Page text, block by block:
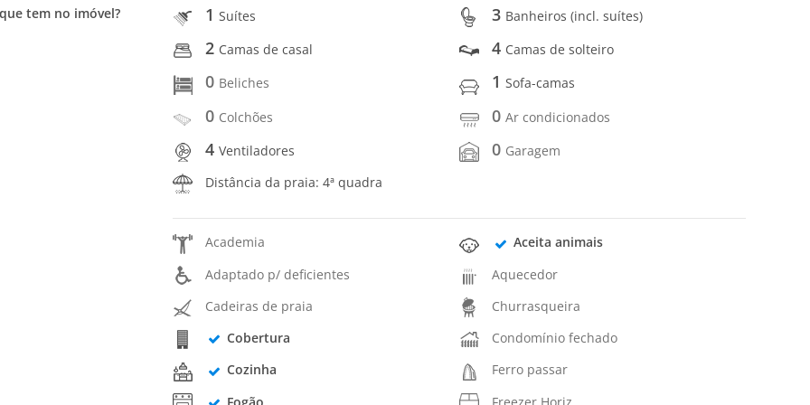
tem no imóvel? 1Suítes 3 Banheiros (incl. suítes)
2 Camas de casal 4 Camas de solteiro
0 Beliches 1Sofa-camas
0 Colchões 0Ar condicionados
4Ventiladores 0 Garagem
Distância da praia: 4ª quadra
Academia
Aceita animais
Adaptado p/ deficientes
Aquecedor
Cadeiras de praia
Churrasqueira
Cobertura
Condomínio fechado
Cozinha
Ferro passar